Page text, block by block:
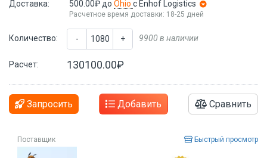
Доставка: 500.00₽ до Ohio с Enhof Logistics
Расчетное время доставки: 18-25 дней
Количество: - + 9900 в наличии
Расчет: 130100.00₽
Запросить Добавить Сравнить
Поставщик Быстрый просмотр